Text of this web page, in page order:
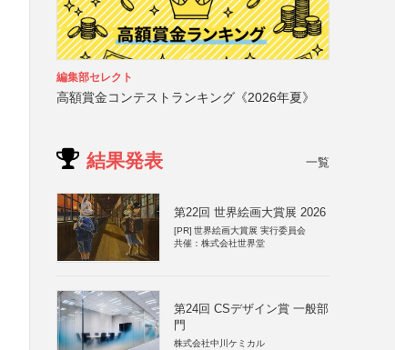
編集部セレクト
高額賞金コンテストランキング《2026年夏》
結果発表 一覧
第22回 世界絵画大賞展 2026
[PR] 世界絵画大賞展 実行委員会
共催：株式会社世界堂
第24回 CSデザイン賞 一般部
門
株式会社中川ケミカル